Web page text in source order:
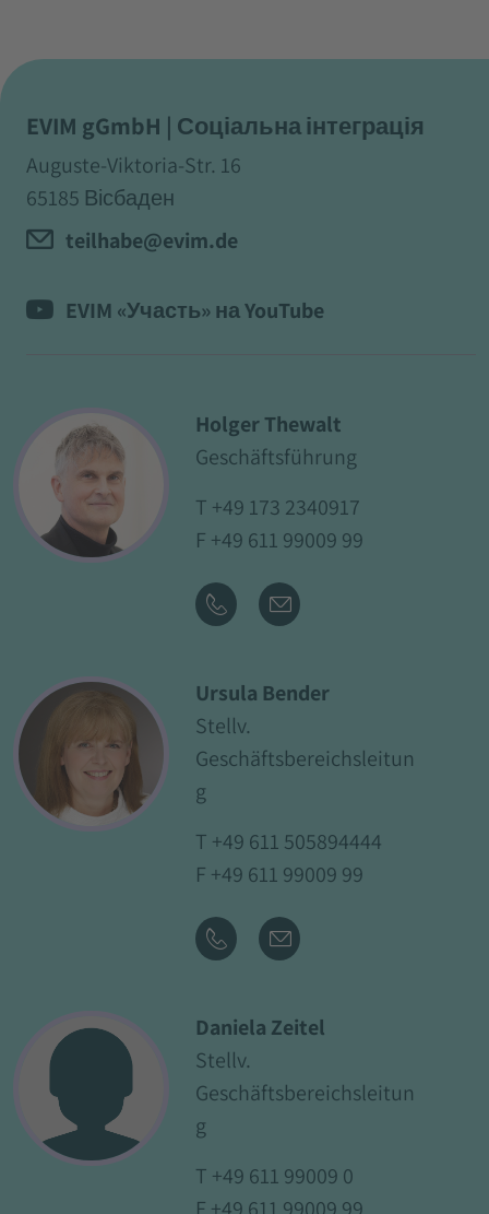
EVIM gGmbH | Соціальна інтеграція
Auguste-Viktoria-Str. 16
65185 Вісбаден
teilhabe@evim.de
EVIM «Участь» на YouTube
Holger Thewalt
Geschäftsführung
T +49 173 2340917
F +49 611 99009 99
Ursula Bender
Stellv.
Geschäftsbereichsleitun
g
T +49 611 505894444
F +49 611 99009 99
Daniela Zeitel
Stellv.
Geschäftsbereichsleitun
g
T +49 611 99009 0
F +49 611 99009 99